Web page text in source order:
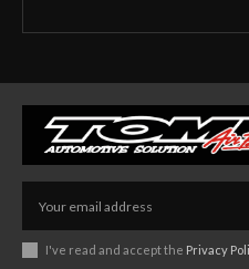
I've read and accept the Privacy